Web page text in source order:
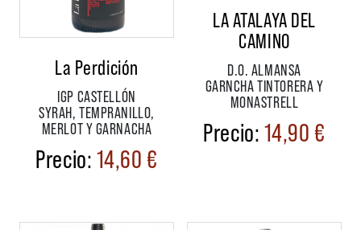
La Perdición
IGP CASTELLÓN
SYRAH, TEMPRANILLO,
MERLOT Y GARNACHA
14,60€
LA ATALAYA DEL
CAMINO
D.O. ALMANSA
GARNCHA TINTORERA Y
MONASTRELL
14,90€